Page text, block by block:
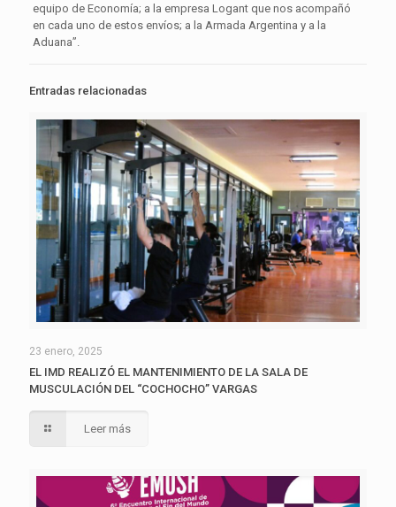
equipo de Economía; a la empresa Logant que nos acompañó
en cada uno de estos envíos; a la Armada Argentina y a la
Aduana”.
Entradas relacionadas
23 enero, 2025
EL IMD REALIZÓ EL MANTENIMIENTO DE LA SALA DE
MUSCULACIÓN DEL “COCHOCHO” VARGAS
Leer más